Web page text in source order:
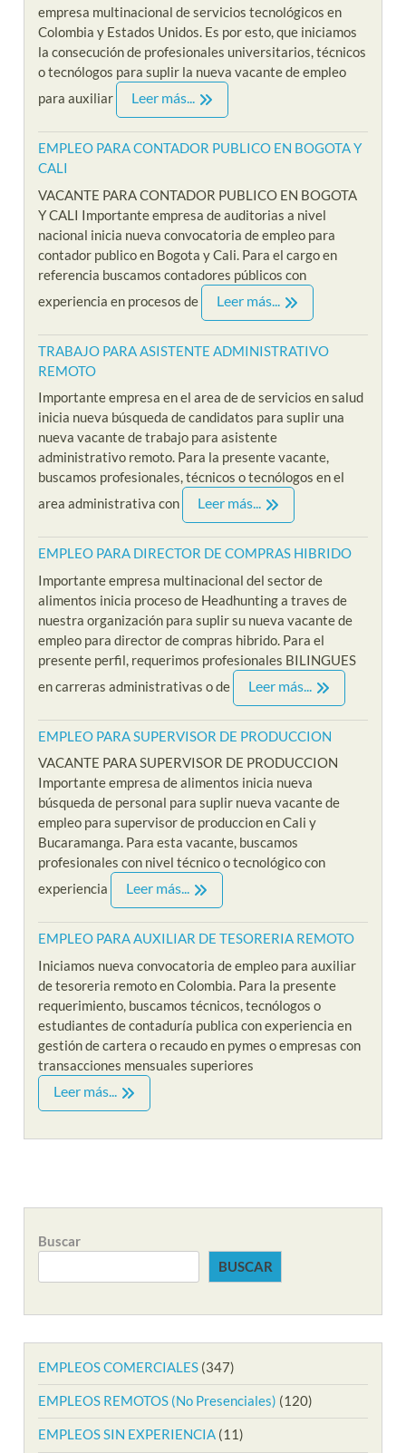
empresa multinacional de servicios tecnológicos en
Colombia y Estados Unidos. Es por esto, que iniciamos
la consecución de profesionales universitarios, técnicos
o tecnólogos para suplir la nueva vacante de empleo
para auxiliar
Leer más...
EMPLEO PARA CONTADOR PUBLICO EN BOGOTA Y
CALI
VACANTE PARA CONTADOR PUBLICO EN BOGOTA
Y CALI Importante empresa de auditorias a nivel
nacional inicia nueva convocatoria de empleo para
contador publico en Bogota y Cali. Para el cargo en
referencia buscamos contadores públicos con
experiencia en procesos de
Leer más...
TRABAJO PARA ASISTENTE ADMINISTRATIVO
REMOTO
Importante empresa en el area de de servicios en salud
inicia nueva búsqueda de candidatos para suplir una
nueva vacante de trabajo para asistente
administrativo remoto. Para la presente vacante,
buscamos profesionales, técnicos o tecnólogos en el
area administrativa con
Leer más...
EMPLEO PARA DIRECTOR DE COMPRAS HIBRIDO
Importante empresa multinacional del sector de
alimentos inicia proceso de Headhunting a traves de
nuestra organización para suplir su nueva vacante de
empleo para director de compras hibrido. Para el
presente perfil, requerimos profesionales BILINGUES
en carreras administrativas o de
Leer más...
EMPLEO PARA SUPERVISOR DE PRODUCCION
VACANTE PARA SUPERVISOR DE PRODUCCION
Importante empresa de alimentos inicia nueva
búsqueda de personal para suplir nueva vacante de
empleo para supervisor de produccion en Cali y
Bucaramanga. Para esta vacante, buscamos
profesionales con nivel técnico o tecnológico con
experiencia
Leer más...
EMPLEO PARA AUXILIAR DE TESORERIA REMOTO
Iniciamos nueva convocatoria de empleo para auxiliar
de tesoreria remoto en Colombia. Para la presente
requerimiento, buscamos técnicos, tecnólogos o
estudiantes de contaduría publica con experiencia en
gestión de cartera o recaudo en pymes o empresas con
transacciones mensuales superiores
Leer más...
Buscar
BUSCAR
EMPLEOS COMERCIALES (347)
EMPLEOS REMOTOS (No Presenciales) (120)
EMPLEOS SIN EXPERIENCIA (11)